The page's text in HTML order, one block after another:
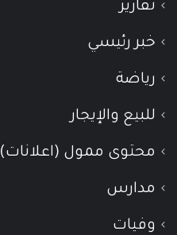
تقارير
خبر رئيسي
رياضة
للبيع والإيجار
محتوى ممول (اعلانات)
مدارس
وفيات